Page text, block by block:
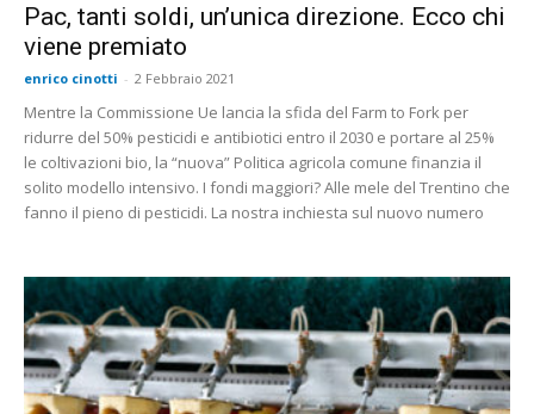
Pac, tanti soldi, un’unica direzione. Ecco chi
viene premiato
enrico cinotti - 2 Febbraio 2021
Mentre la Commissione Ue lancia la sfida del Farm to Fork per
ridurre del 50% pesticidi e antibiotici entro il 2030 e portare al 25%
le coltivazioni bio, la “nuova” Politica agricola comune finanzia il
solito modello intensivo. I fondi maggiori? Alle mele del Trentino che
fanno il pieno di pesticidi. La nostra inchiesta sul nuovo numero